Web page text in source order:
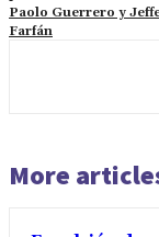
Paolo Guerrero y
Farfán
More